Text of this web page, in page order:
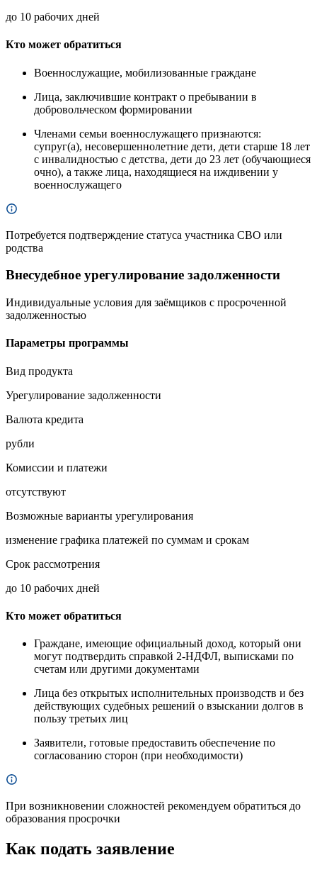
до 10 рабочих дней
Кто может обратиться
Военнослужащие, мобилизованные граждане
Лица, заключившие контракт о пребывании в
добровольческом формировании
Членами семьи военнослужащего признаются:
супруг(а), несовершеннолетние дети, дети старше 18 лет
с инвалидностью с детства, дети до 23 лет (обучающиеся
очно), а также лица, находящиеся на иждивении у
военнослужащего
Потребуется подтверждение статуса участника СВО или
родства
Внесудебное урегулирование задолженности
Индивидуальные условия для заёмщиков с просроченной
задолженностью
Параметры программы
Вид продукта
Урегулирование задолженности
Валюта кредита
рубли
Комиссии и платежи
отсутствуют
Возможные варианты урегулирования
изменение графика платежей по суммам и срокам
Срок рассмотрения
до 10 рабочих дней
Кто может обратиться
Граждане, имеющие официальный доход, который они
могут подтвердить справкой 2-НДФЛ, выписками по
счетам или другими документами
Лица без открытых исполнительных производств и без
действующих судебных решений о взыскании долгов в
пользу третьих лиц
Заявители, готовые предоставить обеспечение по
согласованию сторон (при необходимости)
При возникновении сложностей рекомендуем обратиться до
образования просрочки
Как подать заявление